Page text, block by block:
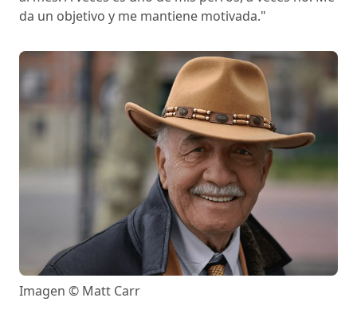
da un objetivo y me mantiene motivada."
Imagen © Matt Carr